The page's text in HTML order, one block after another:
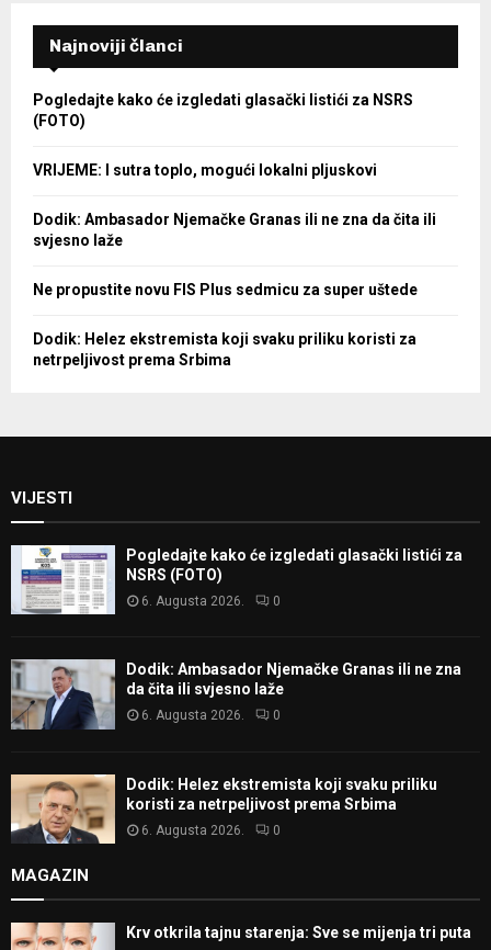
Najnoviji članci
Pogledajte kako će izgledati glasački listići za NSRS
(FOTO)
VRIJEME: I sutra toplo, mogući lokalni pljuskovi
Dodik: Ambasador Njemačke Granas ili ne zna da čita ili
svjesno laže
Ne propustite novu FIS Plus sedmicu za super uštede
Dodik: Helez ekstremista koji svaku priliku koristi za
netrpeljivost prema Srbima
VIJESTI
Pogledajte kako će izgledati glasački listići za
NSRS (FOTO)
6. Augusta 2026. 0
Dodik: Ambasador Njemačke Granas ili ne zna
da čita ili svjesno laže
6. Augusta 2026. 0
Dodik: Helez ekstremista koji svaku priliku
koristi za netrpeljivost prema Srbima
6. Augusta 2026. 0
MAGAZIN
Krv otkrila tajnu starenja: Sve se mijenja tri puta